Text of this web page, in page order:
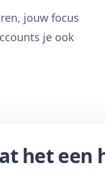
jouw focus
je ook
het een